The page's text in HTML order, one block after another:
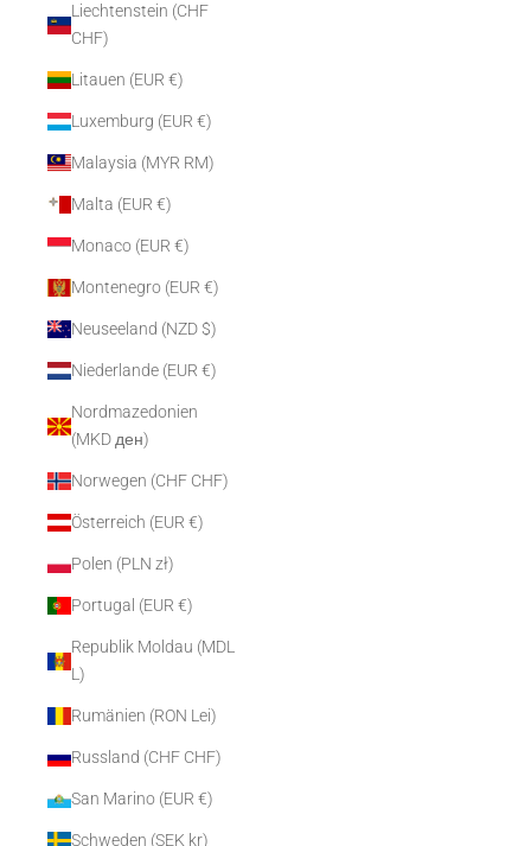
Liechtenstein (CHF
CHF)
Litauen (EUR €)
Luxemburg (EUR €)
Malaysia (MYR RM)
Malta (EUR €)
Monaco (EUR €)
Montenegro (EUR €)
Neuseeland (NZD $)
Niederlande (EUR €)
Nordmazedonien
(MKD ден)
Norwegen (CHF CHF)
Österreich (EUR €)
Polen (PLN zł)
Portugal (EUR €)
Republik Moldau (MDL
L)
Rumänien (RON Lei)
Russland (CHF CHF)
San Marino (EUR €)
Schweden (SEK kr)